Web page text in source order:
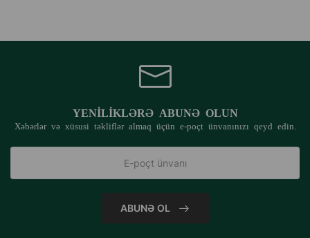
YENILIKLƏRƏ ABUNƏ OLUN
Xəbərlər və xüsusi təkliflər almaq üçün e-poçt ünvanınızı qeyd edin.
ABUNƏ OL